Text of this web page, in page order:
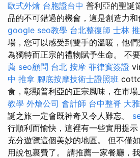
歐式外燴 台胞證台中 普利亞的聖誕
品的不可錯過的機會，這是創造力和
google seo教學 台北整復師 士林
場，您可以感受到雙手的溫暖，他們
為獨特而正宗的禮物賦予生命。 不
薦 seo顧問 台北 按摩 菲律賓簽證
中 推拿 腳底按摩技術士證照班
食，彰顯普利亞的正宗風味，在市場
教學 外燴公司 會計師 台中整脊 大
誕之旅一定會既神奇又令人難忘。
行順利而愉快，這裡有一些實用提
充分遊覽這個美妙的地區。 但不僅
用說包裹費了。 請推薦一家餐廳，